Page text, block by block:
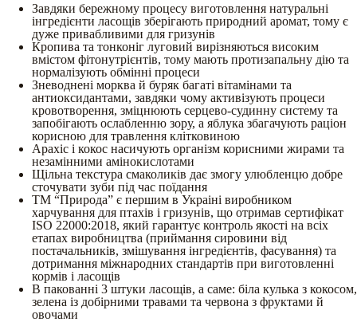
Завдяки бережному процесу виготовлення натуральні
інгредієнти ласощів зберігають природний аромат, тому є
дуже привабливими для гризунів
Кропива та тонконіг луговий вирізняються високим
вмістом фітонутрієнтів, тому мають протизапальну дію та
нормалізують обмінні процеси
Зневоднені морква й буряк багаті вітамінами та
антиоксидантами, завдяки чому активізують процеси
кровотворення, зміцнюють серцево-судинну систему та
запобігають ослабленню зору, а яблука збагачують раціон
корисною для травлення клітковиною
Арахіс і кокос насичують організм корисними жирами та
незамінними амінокислотами
Щільна текстура смаколиків дає змогу улюбленцю добре
сточувати зуби під час поїдання
ТМ “Природа” є першим в Украiнi виробником
харчування для птахiв і гризунiв, що отримав сертифікат
ISO 22000:2018, який гарантує контроль якостi на всіх
етапах виробництва (приймання сировини вiд
постачальникiв, змiшування iнгредiєнтiв, фасування) та
дотримання мiжнародних стандартiв при виготовленні
кормiв і ласощiв
В пакованні 3 штуки ласощів, а саме: біла кулька з кокосом,
зелена із добірними травами та червона з фруктами й
овочами